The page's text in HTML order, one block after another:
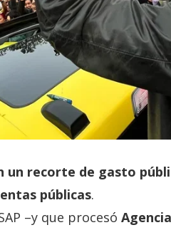
un recorte de gasto
públicas.
–y que procesó